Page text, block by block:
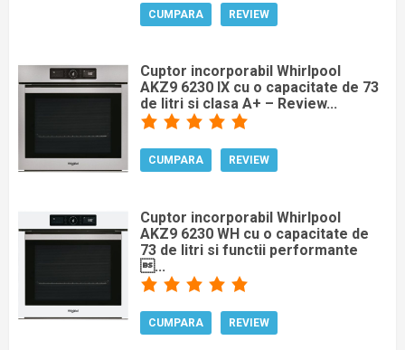
CUMPARA REVIEW
Cuptor incorporabil Whirlpool
AKZ9 6230 IX cu o capacitate de 73
de litri si clasa A+ – Review...
CUMPARA REVIEW
Cuptor incorporabil Whirlpool
AKZ9 6230 WH cu o capacitate de
73 de litri si functii performante
...
CUMPARA REVIEW